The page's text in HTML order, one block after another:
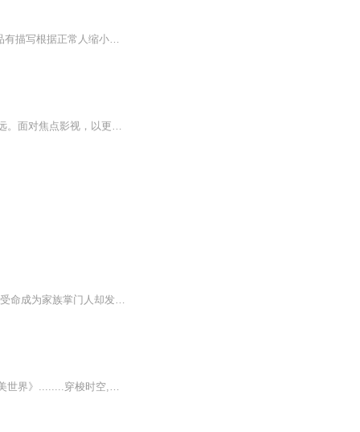
日更5集，不定期爆更！订阅可以收到更新提醒哦~ 【内容简介】 村上春树短篇小说集。作品有描写根据正常人缩小复印出来的小人“电视人”大模大样闯私宅、闯公司，有写古怪女孩爱上了男同学却不和他结婚，有写女子失眠一个月却认为人生扩大了三分之一，...
阴谋权术、宫廷悬案、风流韵事、考古之谜。比小说还精彩的影视解说。深度分析。知行见远。面对焦点影视，以更宽阔的视角为您快速解读，帮你完成个人成长过程中的认知升级。交流教育心得，传播身边科普，欣赏户外美景，点评人间万象。一起来听听吧……
该剧讲述了叛逆的公子哥宫子羽与渴望自由的间谍云为衫的成长故事-他一夜失去父兄，临危受命成为家族掌门人却发现危机四伏，她被派来潜伏在他身边，却在获得自由和获得爱中来回摇摆。郭敬明首次亲自执导长篇电视剧，带来华丽诡谲的新江湖以及武侠剧的视觉想...
【内容简介】《功夫》《黄飞鸿》《特种部队》《神偷奶爸》《火影》《复仇者联盟》《完美世界》........穿梭时空,等你来战.....【作者/主播简介】作者：八品仙人球.QD ，网络小说作家。主播：尘埃【购买须知】1、本作品为付费有声书，前29集为免费试听，购...